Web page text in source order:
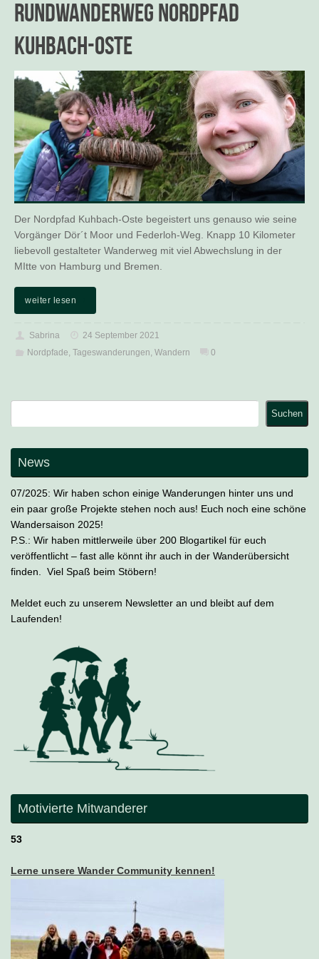
Rundwanderweg Nordpfad
Kuhbach-Oste
Der Nordpfad Kuhbach-Oste begeistert uns genauso wie seine
Vorgänger Dör´t Moor und Federloh-Weg. Knapp 10 Kilometer
liebevoll gestalteter Wanderweg mit viel Abwechslung in der
MItte von Hamburg und Bremen.
weiter lesen
Sabrina
24 September 2021
Nordpfade Tageswanderungen Wandern 0
Suchen
News
07/2025: Wir haben schon einige Wanderungen hinter uns und
ein paar große Projekte stehen noch aus! Euch noch eine schöne
Wandersaison 2025!
P.S.: Wir haben mittlerweile über 200 Blogartikel für euch
veröffentlicht – fast alle könnt ihr auch in der Wanderübersicht
finden. Viel Spaß beim Stöbern!
Meldet euch zu unserem Newsletter an und bleibt auf dem
Laufenden!
Motivierte Mitwanderer
53
Lerne unsere Wander Community kennen!